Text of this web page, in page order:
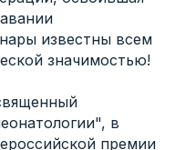
известны всем
значимостью!
в
премии